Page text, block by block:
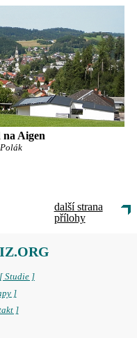
na Aigen
další strana
přílohy
[ Studie ]
]
]